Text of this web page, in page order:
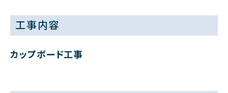
工事内容
カップボード工事